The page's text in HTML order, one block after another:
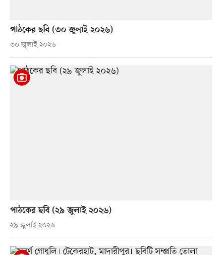
পাঠকের ছবি (৩০ জুলাই ২০২৬)
৩০ জুলাই ২০২৬
পাঠকের ছবি (২৯ জুলাই ২০২৬)
২৯ জুলাই ২০২৬